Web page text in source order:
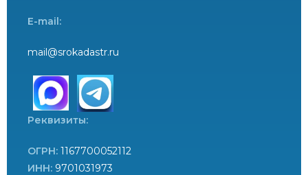
E-mail:
mail@srokadastr.ru
Реквизиты:
ОГРН: 1167700052112
ИНН: 9701031973